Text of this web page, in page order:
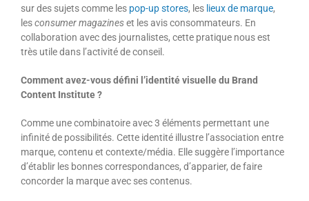
sur des sujets comme les pop-up stores, les lieux de marque,
lesconsumer magazineset les avis consommateurs. En
collaboration avec des journalistes, cette pratique nous est
très utile dans l’activité de conseil.
Comment avez-vous défini l’identité visuelle du Brand
Content Institute ?
Comme une combinatoire avec 3 éléments permettant une
infinité de possibilités. Cette identité illustre l’association entre
marque, contenu et contexte/média. Elle suggère l’importance
d’établir les bonnes correspondances, d’apparier, de faire
concorder la marque avec ses contenus.